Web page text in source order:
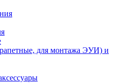
для монтажа ЭУИ) и